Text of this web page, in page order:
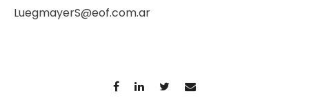
LuegmayerS@eof.com.ar